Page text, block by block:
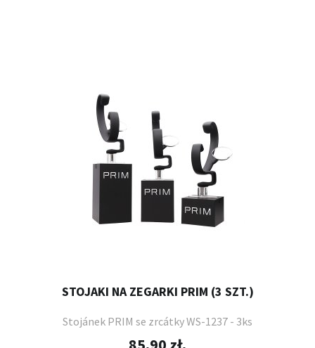
STOJAKI NA ZEGARKI PRIM (3 SZT.)
Stojánek PRIM se zrcátky WS-1237 - 3ks